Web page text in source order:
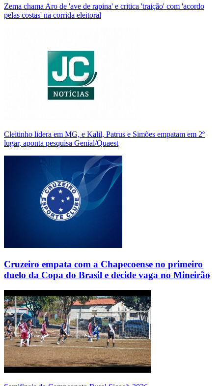
Zema chama Aro de 'ave de rapina' e critica 'traição' com 'acordo
pelas costas' na corrida eleitoral
Cleitinho lidera em MG, e Kalil, Patrus e Simões empatam em 2º
lugar, aponta pesquisa Genial/Quaest
Cruzeiro empata com a Chapecoense no primeiro
duelo da Copa do Brasil e decide vaga no Mineirão